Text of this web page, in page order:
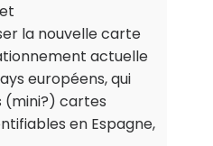
la nouvelle carte
actuelle
européens, qui
(mini?) cartes
en Espagne,